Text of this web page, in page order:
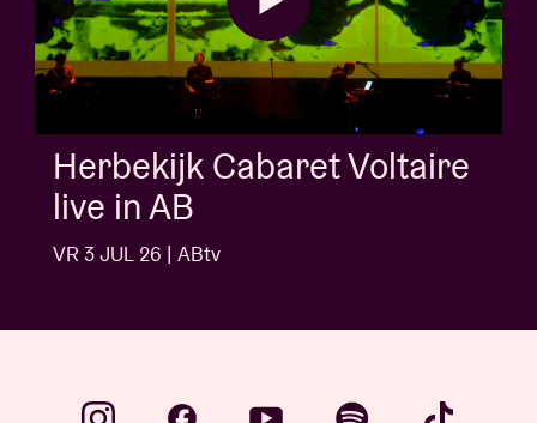
AB Session met Kids With
Buns
VR 3 JUL 26 | ABtv